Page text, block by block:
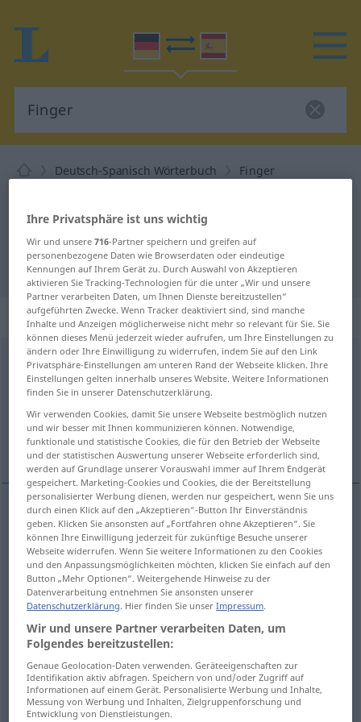
Deutsch-Spanisch Wörterbuch Finger
"Finger"
"Finger" Spanisch Übersetzung
„Finger“: Maskulinum
Finger [ˈfɪŋər]m <Fingers;Finger>
Übersicht aller Übersetzungen
(Für mehr Details die Übersetzung anklicken/antippen)
dedo Weitere Beispiele...
dedom Finger
Fingerbreit→ siehe „Fingerbreit“
Beispiele
die Finger (mit) imSpiel haben FIG UMG
estarmezclado en elasunto
Ihre Privatsphäre ist uns wichtig
Wir und unsere716-Partner speichern und greifen auf
personenbezogene Daten wie Browserdaten oder eindeutige
Kennungen auf Ihrem Gerät zu. Durch Auswahl von Akzeptieren
aktivieren Sie Tracking-Technologien für die unter „Wir und unsere
Partner verarbeiten Daten, um Ihnen Dienste bereitzustellen“
aufgeführten Zwecke. Wenn Tracker deaktiviert sind, sind manche
Inhalte und Anzeigen möglicherweise nicht mehr so relevant für Sie. Sie
können dieses Menü jederzeit wieder aufrufen, um Ihre Einstellungen zu
ändern oder Ihre Einwilligung zu widerrufen, indem Sie auf den Link
Privatsphäre-Einstellungen am unteren Rand der Webseite klicken. Ihre
Einstellungen gelten innerhalb unseres Website. Weitere Informationen
finden Sie in unserer Datenschutzerklärung.
Wir verwenden Cookies, damit Sie unsere Webseite bestmöglich nutzen
und wir besser mit Ihnen kommunizieren können. Notwendige,
funktionale und statistische Cookies, die für den Betrieb der Webseite
und der statistischen Auswertung unserer Webseite erforderlich sind,
werden auf Grundlage unserer Vorauswahl immer auf Ihrem Endgerät
gespeichert. Marketing-Cookies und Cookies, die der Bereitstellung
personalisierter Werbung dienen, werden nur gespeichert, wenn Sie uns
durch einen Klick auf den „Akzeptieren“-Button Ihr Einverständnis
geben. Klicken Sie ansonsten auf „Fortfahren ohne Akzeptieren“. Sie
können Ihre Einwilligung jederzeit für zukünftige Besuche unserer
Webseite widerrufen. Wenn Sie weitere Informationen zu den Cookies
und den Anpassungsmöglichkeiten möchten, klicken Sie einfach auf den
Button „Mehr Optionen“. Weitergehende Hinweise zu der
Datenverarbeitung entnehmen Sie ansonsten unserer
Datenschutzerklärung. Hier finden Sie unserImpressum.
Wir und unsere Partner verarbeiten Daten, um
Folgendes bereitzustellen:
Genaue Geolocation-Daten verwenden. Geräteeigenschaften zur
Identifikation aktiv abfragen. Speichern von und/oder Zugriff auf
Informationen auf einem Gerät. Personalisierte Werbung und Inhalte,
Messung von Werbung und Inhalten, Zielgruppenforschung und
Entwicklung von Dienstleistungen.